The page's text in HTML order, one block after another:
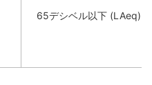
65デシベル以下 (LAeq)